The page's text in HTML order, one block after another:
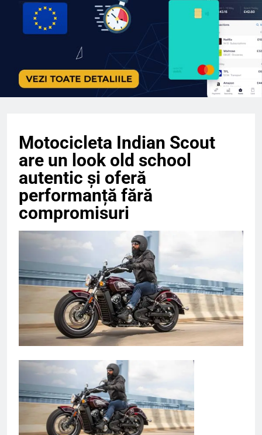
Motocicleta Indian Scout
are un look old school
autentic și oferă
performanță fără
compromisuri